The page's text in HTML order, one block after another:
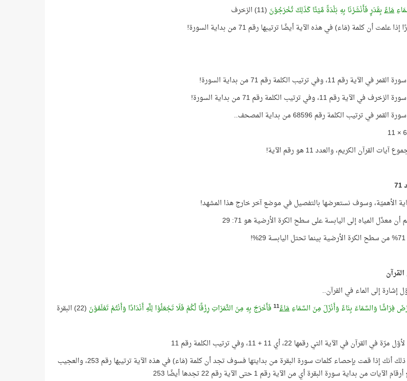
مَاءًبِقَدَرٍ فَأَنْشَرْنَا بِهِ بَلْدَةً مَّيْتًا كَذَلِكَ تُخْرَجُوْنَ (11) الزخرف
أن كلمة (مَاء) في هذه الآية أيضًا ترتيبها رقم 71 من بداية السورة!
11، وفي ترتيب الكلمة رقم 71 من بداية السورة!
رقم 11، وفي ترتيب الكلمة رقم 71 من بداية السورة!
في ترتيب الكلمة رقم 68596 من بداية المصحف..
الأهميّة، وسوف نستعرضها بالتفصيل في موضع آخر خارج هذا المشهد!
معدَّل المياه إلى اليابسة على سطح الكرة الأرضية هو 71: 29
إشارة إلى الماء في القرآن..
فِرَاشًا وَالسَّمَاءَ بِنَاءً وَأَنْزَلَ مِنَ السَّمَاءِمَاءً11 فَأَخْرَجَ بِهِ مِنَ الثَّمَرَاتِ رِزْقًا لَّكُمْ فَلَا تَجْعَلُوْا لِلَّهِ أَنْدَادًا وَأَنْتُمْ تَعْلَمُوْنَ (22) البقرة
في الآية التي رقمها 22، أي 11 + 11، وفي ترتيب الكلمة رقم 11
ولكن الأعجب من ذلك أنك إذا قمت بإحصاء كلمات سورة البقرة من بدايتها فسوف تجد أن كلمة (مَاء) في هذه الآية ترتيبها رقم 253، والعجيب
من بداية سورة البقرة أي من الآية رقم 1 حتى الآية رقم 22 تجدها أيضًا 253